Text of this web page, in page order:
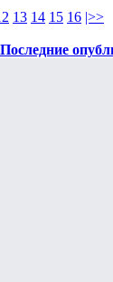
13 14 15 16 |>>
Последние